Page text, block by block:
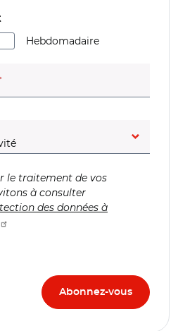
Hebdomadaire
(champ obligatoire)
le traitement de vos
à consulter
des données à